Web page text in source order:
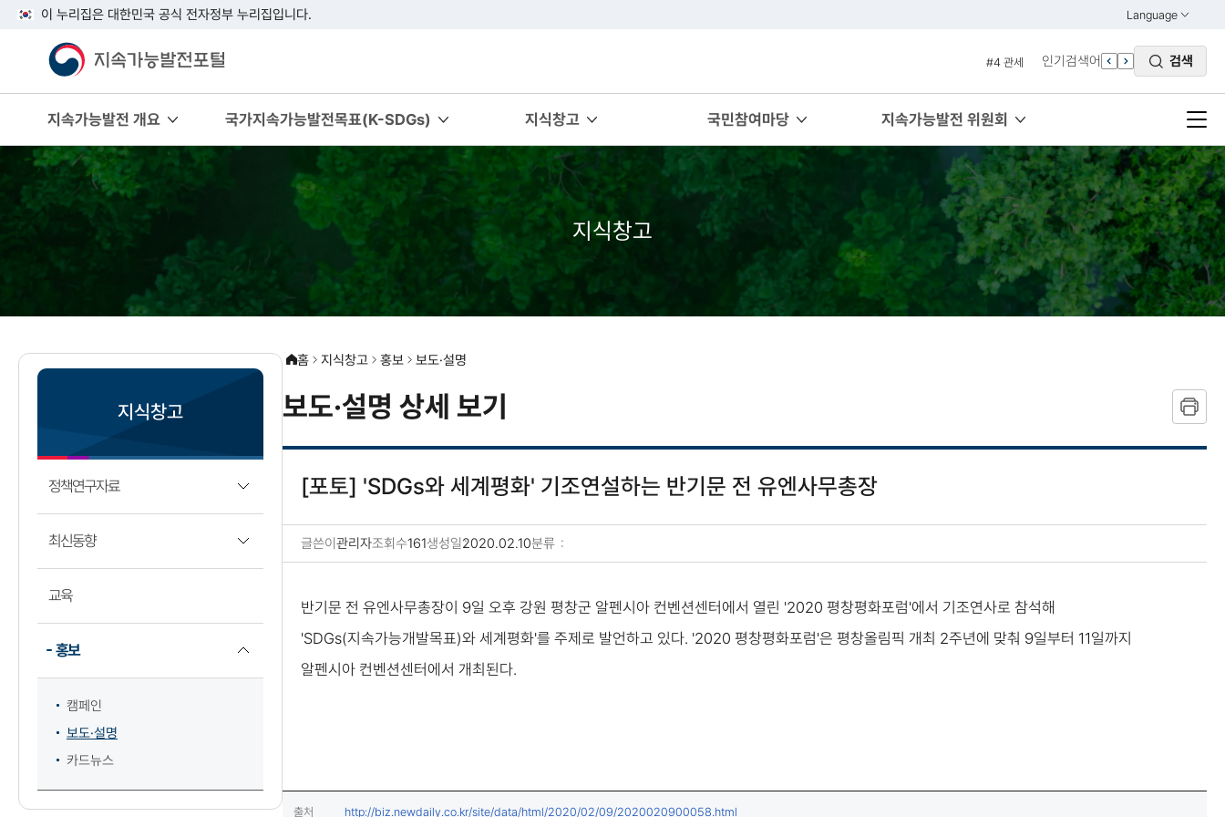
이 누리집은 대한민국 공식 전자정부 누리집입니다. Language
열기
ENGLISH
#4 관세
#6 빈곤
#7 un
#1 경제
#2 환경
인기검색어 검색
지속가능발전 개요 국가지속가능발전목표(K-SDGs) 지식창고 국민참여마당 지속가능발전 위원회
지식창고
지식창고
정책연구자료
최신동향
교육
홍보
캠페인
보도·설명
카드뉴스
홈 지식창고 홍보 보도·설명
보도·설명 상세 보기
[포토] 'SDGs와 세계평화' 기조연설하는 반기문 전 유엔사무총장
글쓴이관리자조회수161생성일2020.02.10분류
반기문 전 유엔사무총장이 9일 오후 강원 평창군 알펜시아 컨벤션센터에서 열린 '2020 평창평화포럼'에서 기조연사로 참석해
'SDGs(지속가능개발목표)와 세계평화'를 주제로 발언하고 있다. '2020 평창평화포럼'은 평창올림픽 개최 2주년에 맞춰 9일부터 11일까지
알펜시아 컨벤션센터에서 개최된다.
출처 http://biz.newdaily.co.kr/site/data/html/2020/02/09/2020020900058.html